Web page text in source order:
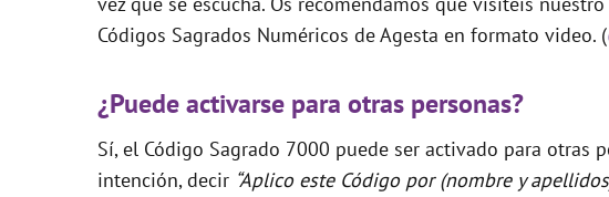
Códigos Sagrados Numéricos de Agesta en formato video. (
¿Puede activarse para otras personas?
Sí, el Código Sagrado 7000 puede ser activado para otras
intención, decir “Aplico este Código por (nombre y